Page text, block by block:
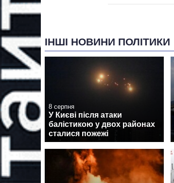
ІНШІ НОВИНИ ПОЛІТИКИ
8 серпня
У Києві після атаки
балістикою у двох районах
сталися пожежі